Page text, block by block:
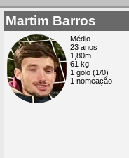
Martim Barros
Médio
23 anos
1,80m
61 kg
1 golo (1/0)
1 nomeação